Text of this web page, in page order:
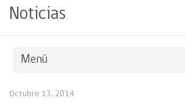
Noticias
Menú
Octubre 13, 2014